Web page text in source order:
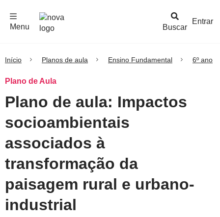
Buscar
Menu
Entrar
Início Planos de aula Ensino Fundamental 6º ano
Plano de Aula
Plano de aula: Impactos
socioambientais
associados à
transformação da
paisagem rural e urbano-
industrial